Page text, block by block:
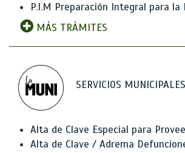
P.I.M Preparación Integral para la
MÁS TRÁMITES
SERVICIOS MUNICIPALES
Alta de Clave Especial para
Alta de Clave / Adrema